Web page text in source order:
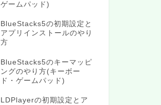
ゲームパッド)
BlueStacks5の初期設定と
アプリインストールのやり
方
BlueStacks5のキーマッピ
ングのやり方(キーボー
ド・ゲームパッド)
LDPlayerの初期設定とア